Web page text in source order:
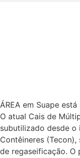
ÁREA em Suape
O atual Cais de
subutilizado desde o
Contêineres
de regaseificação. O